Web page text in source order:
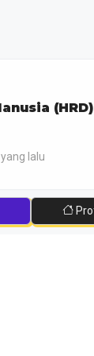
lalu